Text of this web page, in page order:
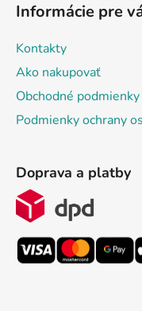
Informácie pre
Kontakty
Ako nakupovať
Obchodné podmienky
Podmienky ochrany
Doprava a platby